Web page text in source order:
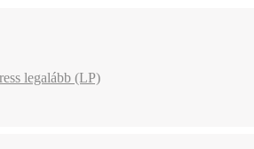
legalább (LP)